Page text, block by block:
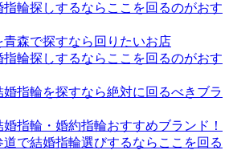
指輪探しするならここを回るのがおす
青森で探すなら回りたいお店
指輪探しするならここを回るのがおす
婚指輪を探すなら絶対に回るべきブラ
指輪・婚約指輪おすすめブランド！
道で結婚指輪選びするならここを回る